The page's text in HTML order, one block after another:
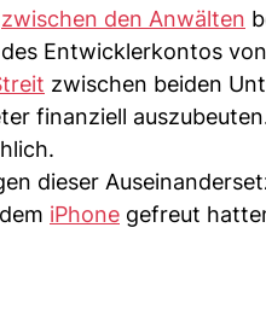
zwischen den Anwälten
Entwicklerkontos
zwischen beiden
finanziell
dieser
iPhone gefreut